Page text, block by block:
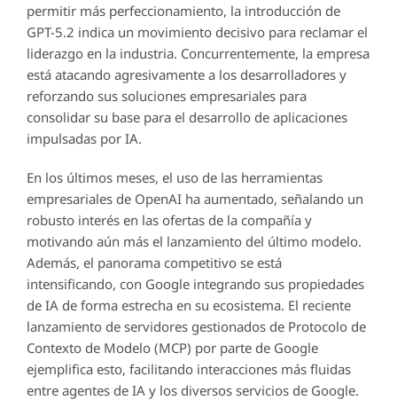
permitir más perfeccionamiento, la introducción de
GPT-5.2 indica un movimiento decisivo para reclamar el
liderazgo en la industria. Concurrentemente, la empresa
está atacando agresivamente a los desarrolladores y
reforzando sus soluciones empresariales para
consolidar su base para el desarrollo de aplicaciones
impulsadas por IA.
En los últimos meses, el uso de las herramientas
empresariales de OpenAI ha aumentado, señalando un
robusto interés en las ofertas de la compañía y
motivando aún más el lanzamiento del último modelo.
Además, el panorama competitivo se está
intensificando, con Google integrando sus propiedades
de IA de forma estrecha en su ecosistema. El reciente
lanzamiento de servidores gestionados de Protocolo de
Contexto de Modelo (MCP) por parte de Google
ejemplifica esto, facilitando interacciones más fluidas
entre agentes de IA y los diversos servicios de Google.